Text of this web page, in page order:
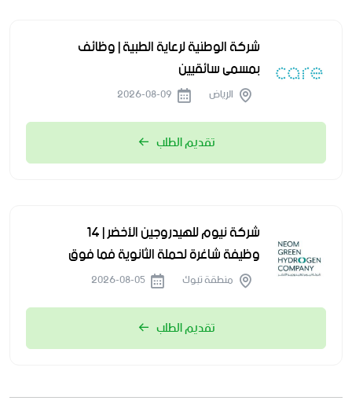
شركة الوطنية لرعاية الطبية | وظائف
بمسمى سائقيين
الرياض
تقديم الطلب
شركة نيوم للهيدروجين الأخضر | 14
وظيفة شاغرة لحملة الثانوية فما فوق
منطقة تبوك
تقديم الطلب